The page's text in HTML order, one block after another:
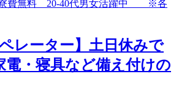
レーター】土日休みで
電・寝具など備え付けの